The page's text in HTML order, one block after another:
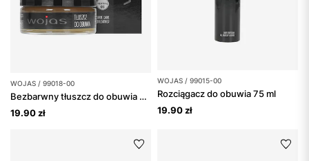
WOJAS / 99018-00
Bezbarwny tłuszcz do obuwia 50 ml
19.90 zł
WOJAS / 99015-00
Rozciągacz do obuwia 75 ml
19.90 zł